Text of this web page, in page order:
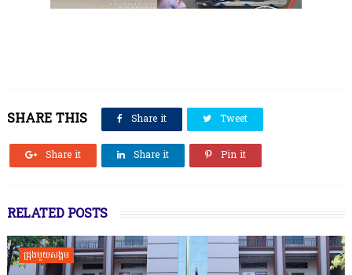
SHARE THIS Share it Tweet
Share it Share it Pin it
RELATED POSTS
ជ្រុងមួយសង្គម